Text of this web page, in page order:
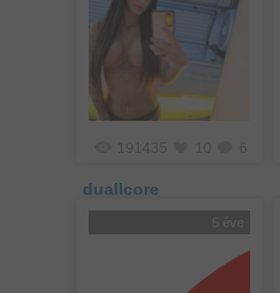
191435 6
duallcore
5 éve